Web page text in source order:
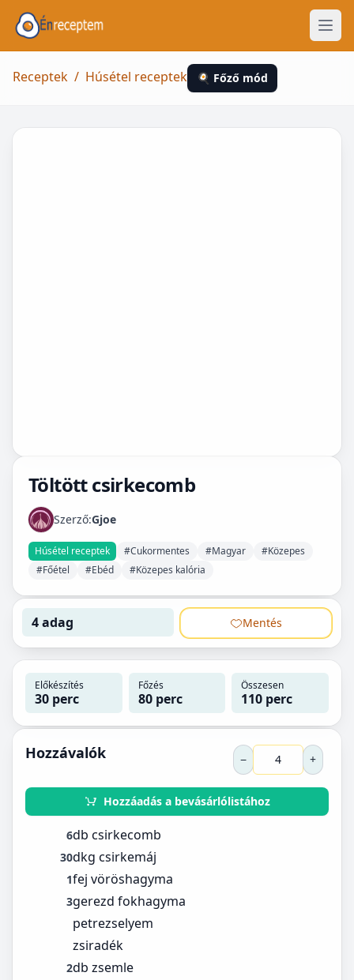
Receptek / Húsétel receptek 🍳 Főző mód
Töltött csirkecomb
Szerző:Gjoe
Húsétel receptek #Cukormentes #Magyar
#Közepes
#Főétel
#Ebéd #Közepes kalória
4 adag Mentés
Előkészítés
30 perc
Főzés
80 perc
Összesen
110 perc
Hozzávalók − +
Hozzáadás a bevásárlólistához
6db csirkecomb
30dkg csirkemáj
1fej vöröshagyma
3gerezd fokhagyma
petrezselyem
zsiradék
2db zsemle